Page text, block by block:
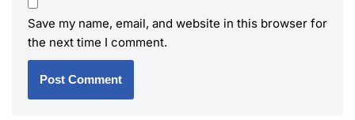
Save my name, email, and website in this browser for
the next time I comment.